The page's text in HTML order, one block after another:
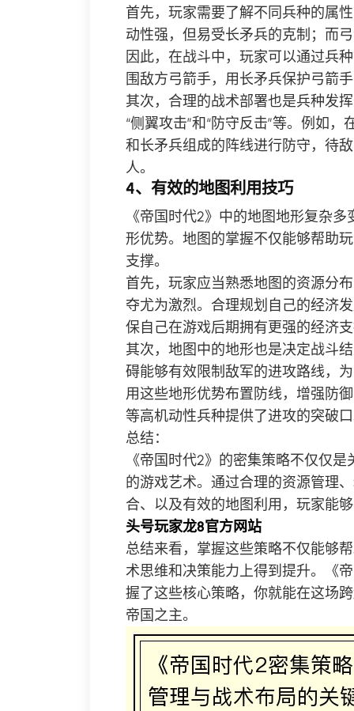
首先，玩家需要了解不同兵种的属
动性强，但易受长矛兵的克制；而
因此，在战斗中，玩家可以通过兵
围敌方弓箭手，用长矛兵保护弓箭
其次，合理的战术部署也是兵种发
“侧翼攻击”和“防守反击”等。例如
和长矛兵组成的阵线进行防守，待
人。
4、有效的地图利用技巧
《帝国时代2》中的地图地形复杂
形优势。地图的掌握不仅能够帮助
支撑。
首先，玩家应当熟悉地图的资源分
夺尤为激烈。合理规划自己的经济
保自己在游戏后期拥有更强的经济
其次，地图中的地形也是决定战斗
碍能够有效限制敌军的进攻路线，
用这些地形优势布置防线，增强防
等高机动性兵种提供了进攻的突破
总结：
《帝国时代2》的密集策略不仅仅
的游戏艺术。通过合理的资源管理
合、以及有效的地图利用，玩家能
头号玩家龙8官方网站
总结来看，掌握这些策略不仅能够
术思维和决策能力上得到提升。《
握了这些核心策略，你就能在这场
帝国之主。